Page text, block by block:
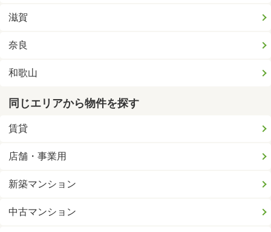
滋賀
奈良
和歌山
同じエリアから物件を探す
賃貸
店舗・事業用
新築マンション
中古マンション